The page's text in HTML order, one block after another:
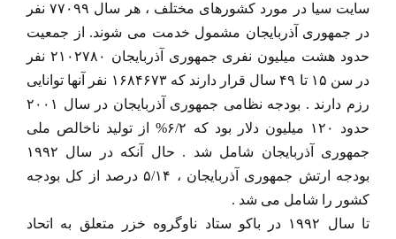
سایت سیا در مورد کشورهای مختلف ، هر سال ۷۷۰۹۹ نفر
در جمهوری آذربایجان مشمول خدمت می شوند. از جمعیت
حدود هشت میلیون نفری جمهوری آذربایجان ۲۱۰۲۷۸۰ نفر
در سن ۱۵ تا ۴۹ سال قرار دارند که ۱۶۸۴۶۷۳ نفر آنها توانایی
رزم دارند . بودجه نظامی جمهوری آذربایجان در سال ۲۰۰۱
حدود ۱۲۰ میلیون دلار بود که ۶/۲% از تولید ناخالص ملی
جمهوری آذربایجان شامل شد . حال آنکه در سال ۱۹۹۲
بودجه ارتش جمهوری آذربایجان ، ۵/۱۴ درصد از کل بودجه
کشور را شامل می شد .
تا سال ۱۹۹۲ در باکو ستاد ناوگروه خزر متعلق به اتحاد